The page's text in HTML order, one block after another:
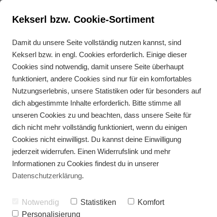
Mango Sorbet
Kekserl bzw. Cookie-Sortiment
Damit du unsere Seite vollständig nutzen kannst, sind
Kekserl bzw. in engl. Cookies erforderlich. Einige dieser
Cookies sind notwendig, damit unsere Seite überhaupt
funktioniert, andere Cookies sind nur für ein komfortables
Nutzungserlebnis, unsere Statistiken oder für besonders auf
dich abgestimmte Inhalte erforderlich. Bitte stimme all
unseren Cookies zu und beachten, dass unsere Seite für
dich nicht mehr vollständig funktioniert, wenn du einigen
Cookies nicht einwilligst. Du kannst deine Einwilligung
jederzeit widerrufen. Einen Widerrufslink und mehr
Informationen zu Cookies findest du in unserer
Datenschutzerklärung.
Notwendig Statistiken
Komfort
Personalisierung